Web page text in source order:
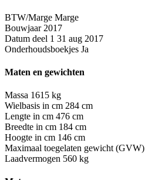
BTW/Marge Marge
Bouwjaar 2017
Datum deel 1 31 aug 2017
Onderhoudsboekjes Ja
Maten en gewichten
Massa 1615 kg
Wielbasis in cm 284 cm
Lengte in cm 476 cm
Breedte in cm 184 cm
Hoogte in cm 146 cm
Maximaal toegelaten gewicht (GVW)
Laadvermogen 560 kg